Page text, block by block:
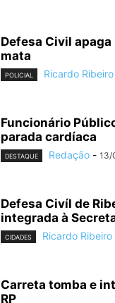
Defesa Civil
mata
POLICIAL Ricardo Ribeiro
Funcionário
parada cardíaca
DESTAQUE Redação - 13/
Defesa Civíl de
integrada à
CIDADES Ricardo Ribeiro
Carreta tomba e
RP